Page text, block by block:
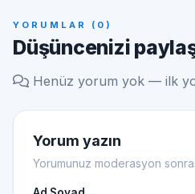
YORUMLAR (0)
Düşüncenizi
Henüz yorum yok — ilk
Yorum yazın
Yorumunuz moderasyon